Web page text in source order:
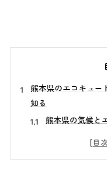
熊本県のエコキュー
知る
熊本県の気候と
地域特性を活か